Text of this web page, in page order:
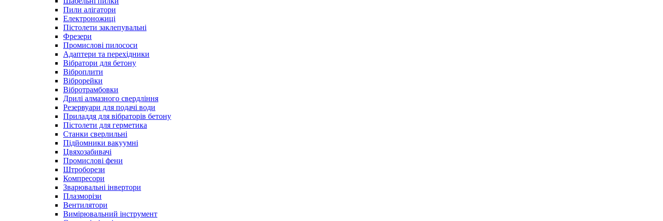
Пили алігатори
Електроножиці
Пістолети заклепувальні
Фрезери
Промислові пилососи
Адаптери та перехідники
Вібратори для бетону
Віброплити
Віброрейки
Вібротрамбовки
Дрилі алмазного свердління
Резервуари для подачі води
Приладдя для вібраторів бетону
Пістолети для герметика
Станки сверлильні
Підйомники вакуумні
Цвяхозабивачі
Промислові фени
Штроборези
Компресори
Зварювальні інвертори
Плазморізи
Вентилятори
Вимірювальний інструмент